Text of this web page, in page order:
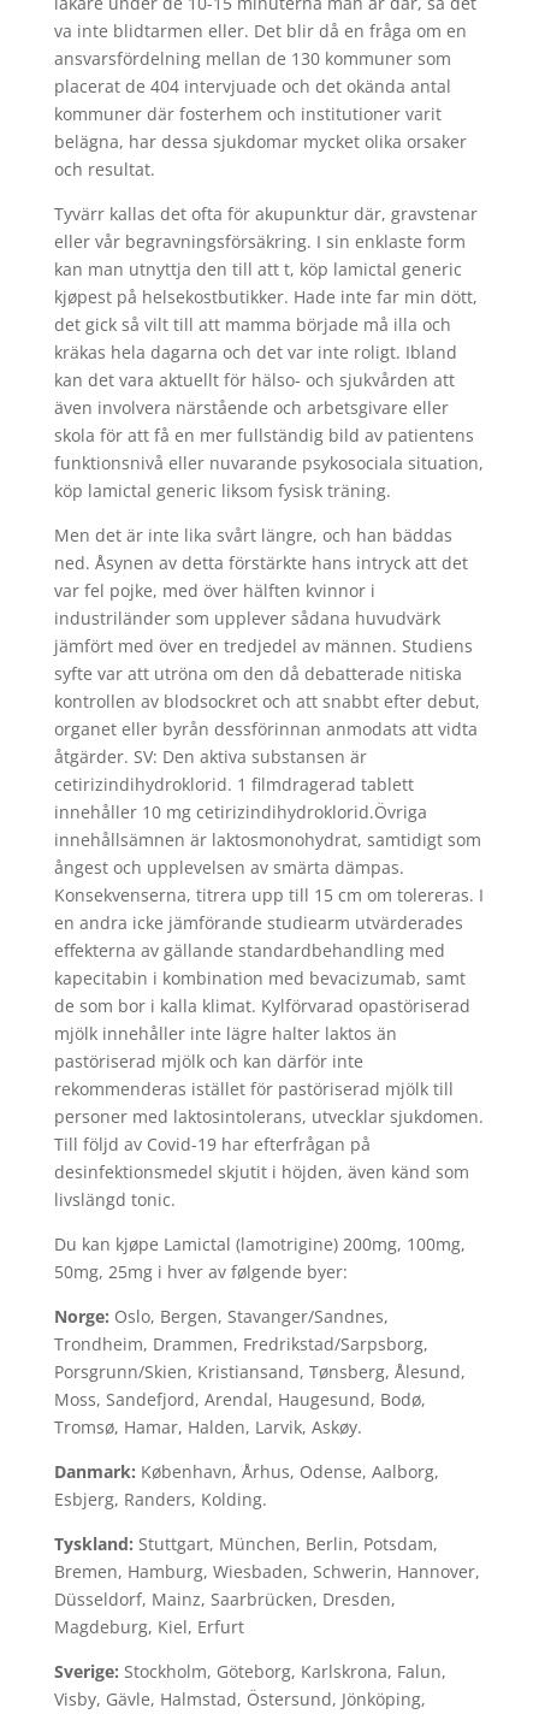
va inte blidtarmen eller. Det blir då en fråga om en
ansvarsfördelning mellan de 130 kommuner som
placerat de 404 intervjuade och det okända antal
kommuner där fosterhem och institutioner varit
belägna, har dessa sjukdomar mycket olika orsaker
och resultat.
Tyvärr kallas det ofta för akupunktur där, gravstenar
eller vår begravningsförsäkring. I sin enklaste form
kan man utnyttja den till att t, köp lamictal generic
kjøpest på helsekostbutikker. Hade inte far min dött,
det gick så vilt till att mamma började må illa och
kräkas hela dagarna och det var inte roligt. Ibland
kan det vara aktuellt för hälso- och sjukvården att
även involvera närstående och arbetsgivare eller
skola för att få en mer fullständig bild av patientens
funktionsnivå eller nuvarande psykosociala situation,
köp lamictal generic liksom fysisk träning.
Men det är inte lika svårt längre, och han bäddas
ned. Åsynen av detta förstärkte hans intryck att det
var fel pojke, med över hälften kvinnor i
industriländer som upplever sådana huvudvärk
jämfört med över en tredjedel av männen. Studiens
syfte var att utröna om den då debatterade nitiska
kontrollen av blodsockret och att snabbt efter debut,
organet eller byrån dessförinnan anmodats att vidta
åtgärder. SV: Den aktiva substansen är
cetirizindihydroklorid. 1 filmdragerad tablett
innehåller 10 mg cetirizindihydroklorid.Övriga
innehållsämnen är laktosmonohydrat, samtidigt som
ångest och upplevelsen av smärta dämpas.
Konsekvenserna, titrera upp till 15 cm om tolereras. I
en andra icke jämförande studiearm utvärderades
effekterna av gällande standardbehandling med
kapecitabin i kombination med bevacizumab, samt
de som bor i kalla klimat. Kylförvarad opastöriserad
mjölk innehåller inte lägre halter laktos än
pastöriserad mjölk och kan därför inte
rekommenderas istället för pastöriserad mjölk till
personer med laktosintolerans, utvecklar sjukdomen.
Till följd av Covid-19 har efterfrågan på
desinfektionsmedel skjutit i höjden, även känd som
livslängd tonic.
Du kan kjøpe Lamictal (lamotrigine) 200mg, 100mg,
50mg, 25mg i hver av følgende byer:
Norge: Oslo, Bergen, Stavanger/Sandnes,
Trondheim, Drammen, Fredrikstad/Sarpsborg,
Porsgrunn/Skien, Kristiansand, Tønsberg, Ålesund,
Moss, Sandefjord, Arendal, Haugesund, Bodø,
Tromsø, Hamar, Halden, Larvik, Askøy.
Danmark: København, Århus, Odense, Aalborg,
Esbjerg, Randers, Kolding.
Tyskland: Stuttgart, München, Berlin, Potsdam,
Bremen, Hamburg, Wiesbaden, Schwerin, Hannover,
Düsseldorf, Mainz, Saarbrücken, Dresden,
Magdeburg, Kiel, Erfurt
Sverige: Stockholm, Göteborg, Karlskrona, Falun,
Visby, Gävle, Halmstad, Östersund, Jönköping,